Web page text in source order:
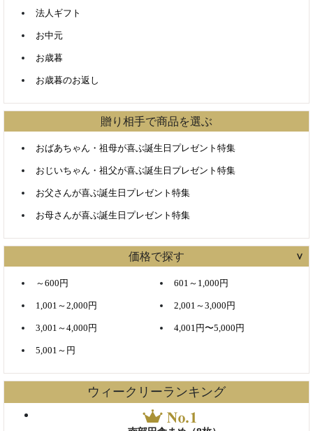
法人ギフト
お中元
お歳暮
お歳暮のお返し
贈り相手で商品を選ぶ
おばあちゃん・祖母が喜ぶ誕生日プレゼント特集
おじいちゃん・祖父が喜ぶ誕生日プレゼント特集
お父さんが喜ぶ誕生日プレゼント特集
お母さんが喜ぶ誕生日プレゼント特集
価格で探す
～600円 601～1,000円
1,001～2,000円 2,001～3,000円
3,001～4,000円 4,001円〜5,000円
5,001～円
ウィークリーランキング